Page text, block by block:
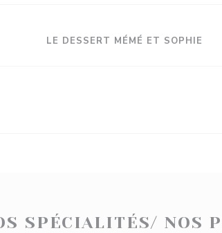
LE DESSERT MÉMÉ ET SOPHIE
SPÉCIALITÉS/ NOS